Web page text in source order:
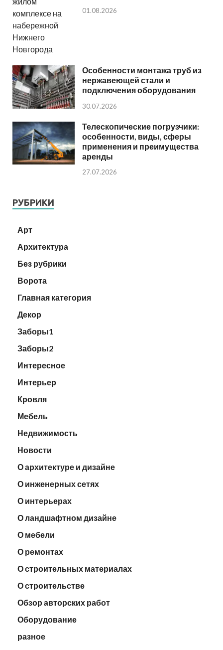
01.08.2026
Особенности монтажа труб из
нержавеющей стали и
подключения оборудования
30.07.2026
Телескопические погрузчики:
особенности, виды, сферы
применения и преимущества
аренды
27.07.2026
РУБРИКИ
Арт
Архитектура
Без рубрики
Ворота
Главная категория
Декор
Заборы1
Заборы2
Интересное
Интерьер
Кровля
Мебель
Недвижимость
Новости
О архитектуре и дизайне
О инженерных сетях
О интерьерах
О ландшафтном дизайне
О мебели
О ремонтах
О строительных материалах
О строительстве
Обзор авторских работ
Оборудование
разное